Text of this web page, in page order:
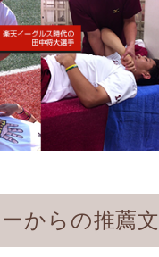
からの推薦文